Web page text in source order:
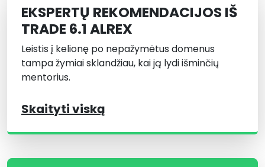
EKSPERTŲ REKOMENDACIJOS IŠ
TRADE 6.1 ALREX
Leistis į kelionę po nepažymėtus domenus
tampa žymiai sklandžiau, kai ją lydi išminčių
mentorius.
Skaityti viską